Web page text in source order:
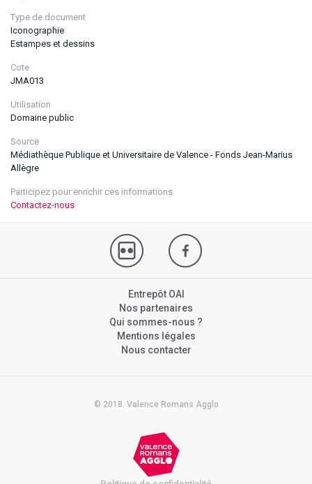
Type de document
Iconographie
Estampes et dessins
Cote
JMA013
Utilisation
Domaine public
Source
Médiathèque Publique et Universitaire de Valence - Fonds Jean-Marius
Allègre
Participez pour enrichir ces informations
Contactez-nous
Entrepôt OAI
Nos partenaires
Qui sommes-nous ?
Mentions légales
Nous contacter
© 2018. Valence Romans Agglo